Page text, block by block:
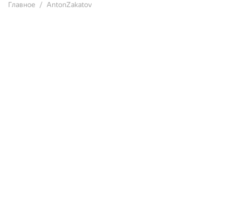
Главное AntonZakatov